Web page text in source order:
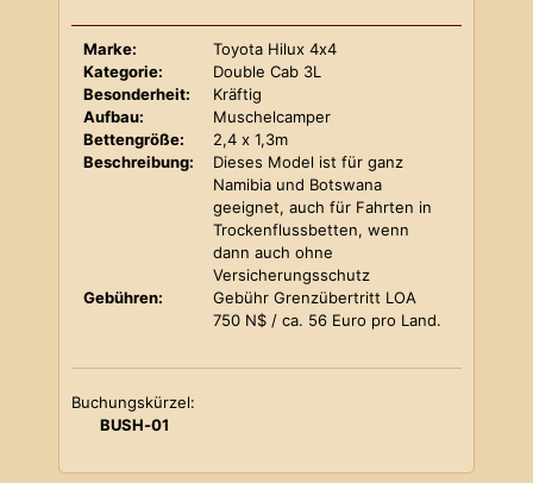
Marke:
Toyota Hilux 4x4
Kategorie:
Double Cab 3L
Besonderheit:
Kräftig
Aufbau:
Muschelcamper
Bettengröße:
2,4 x 1,3m
Beschreibung:
Dieses Model ist für ganz
Namibia und Botswana
geeignet, auch für Fahrten in
Trockenflussbetten, wenn
dann auch ohne
Versicherungsschutz
Gebühren:
Gebühr Grenzübertritt LOA
750 N$ / ca. 56 Euro pro Land.
Buchungskürzel:
BUSH-01